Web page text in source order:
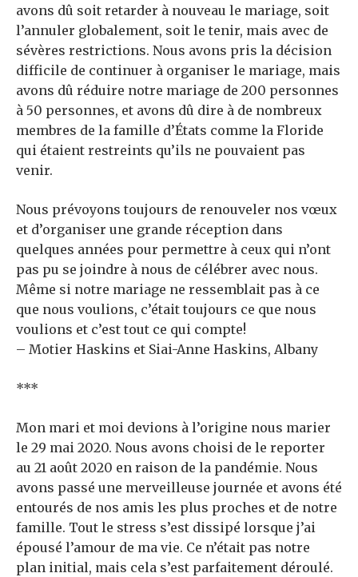
avons dû soit retarder à nouveau le mariage, soit
l’annuler globalement, soit le tenir, mais avec de
sévères restrictions. Nous avons pris la décision
difficile de continuer à organiser le mariage, mais
avons dû réduire notre mariage de 200 personnes
à 50 personnes, et avons dû dire à de nombreux
membres de la famille d’États comme la Floride
qui étaient restreints qu’ils ne pouvaient pas
venir.
Nous prévoyons toujours de renouveler nos vœux
et d’organiser une grande réception dans
quelques années pour permettre à ceux qui n’ont
pas pu se joindre à nous de célébrer avec nous.
Même si notre mariage ne ressemblait pas à ce
que nous voulions, c’était toujours ce que nous
voulions et c’est tout ce qui compte!
– Motier Haskins et Siai-Anne Haskins, Albany
***
Mon mari et moi devions à l’origine nous marier
le 29 mai 2020. Nous avons choisi de le reporter
au 21 août 2020 en raison de la pandémie. Nous
avons passé une merveilleuse journée et avons été
entourés de nos amis les plus proches et de notre
famille. Tout le stress s’est dissipé lorsque j’ai
épousé l’amour de ma vie. Ce n’était pas notre
plan initial, mais cela s’est parfaitement déroulé.